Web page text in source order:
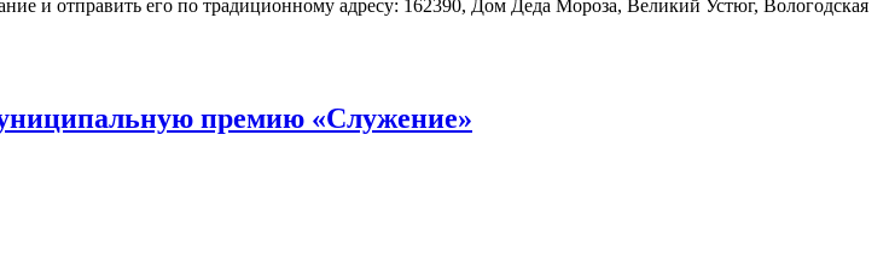
и отправить его по традиционному адресу: 162390, Дом Деда Мороза, Великий Устюг, Вологодская
премию «Служение»